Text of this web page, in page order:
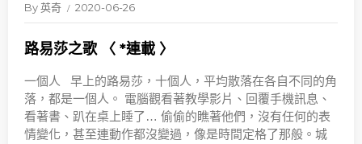
By英奇 2020-06-26
路易莎之歌 〈 *連載 〉
一個人 早上的路易莎，十個人，平均散落在各自不同的角
落，都是一個人。 電腦觀看著教學影片、回覆手機訊息、
看著書、趴在桌上睡了… 偷偷的瞧著他們，沒有任何的表
情變化，甚至連動作都沒變過，像是時間定格了那般。城